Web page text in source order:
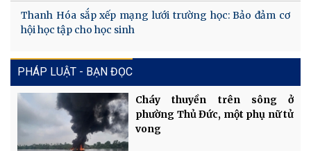
Thanh Hóa sắp xếp mạng lưới trường học: Bảo đảm cơ
hội học tập cho học sinh
PHÁP LUẬT - BẠN ĐỌC
Cháy thuyền trên sông ở
phường Thủ Đức, một phụ nữ tử
vong